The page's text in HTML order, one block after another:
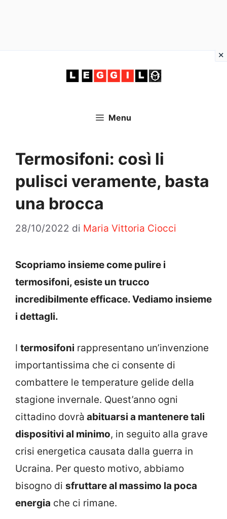
Menu
Termosifoni: così li
pulisci veramente, basta
una brocca
28/10/2022 di Maria Vittoria Ciocci
Scopriamo insieme come pulire i
termosifoni, esiste un trucco
incredibilmente efficace. Vediamo insieme
i dettagli.
I termosifoni rappresentano un’invenzione
importantissima che ci consente di
combattere le temperature gelide della
stagione invernale. Quest’anno ogni
cittadino dovrà abituarsi a mantenere tali
dispositivi al minimo, in seguito alla grave
crisi energetica causata dalla guerra in
Ucraina. Per questo motivo, abbiamo
bisogno di sfruttare al massimo la poca
energia che ci rimane.